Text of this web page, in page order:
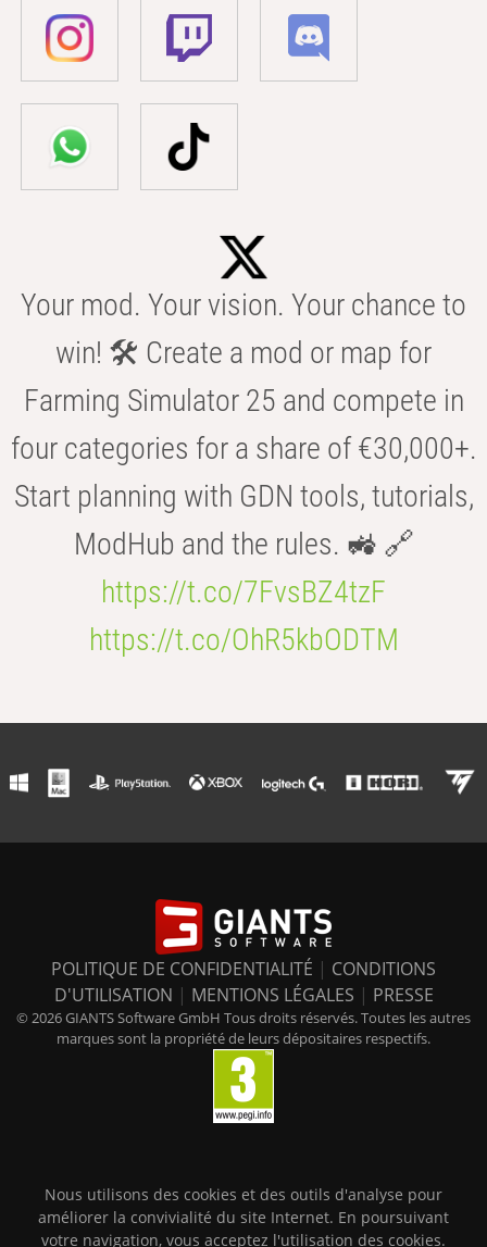
Your mod. Your vision. Your chance to
win! 🛠️ Create a mod or map for
Farming Simulator 25 and compete in
four categories for a share of €30,000+.
Start planning with GDN tools, tutorials,
ModHub and the rules. 🚜 🔗
https://t.co/7FvsBZ4tzF
https://t.co/OhR5kbODTM
POLITIQUE DE CONFIDENTIALITÉ | CONDITIONS
D'UTILISATION | MENTIONS LÉGALES | PRESSE
© 2026 GIANTS Software GmbH Tous droits réservés. Toutes les autres
marques sont la propriété de leurs dépositaires respectifs.
Nous utilisons des cookies et des outils d'analyse pour
améliorer la convivialité du site Internet. En poursuivant
votre navigation, vous acceptez l'utilisation des cookies.